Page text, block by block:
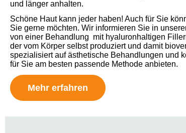
und länger anhalten.
Schöne Haut kann jeder haben! Auch für Sie
Sie gerne möchten. Wir informieren Sie in
von einer Behandlung mit hyaluronhaltigen
der vom Körper selbst produziert und damit
spezialisiert auf ästhetische Behandlungen und
für Sie am besten passende Methode anbieten.
Mehr erfahren